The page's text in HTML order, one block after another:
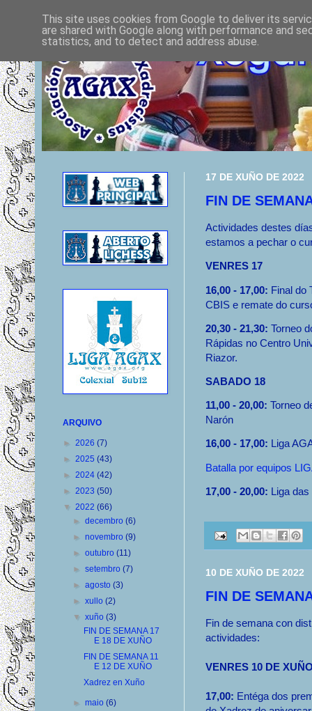
17 DE XUÑO DE 2022
FIN DE
Actividades destes
estamos a pechar o
VENRES 17
16,00 - 17,00: Final do
CBIS e remate do
20,30 - 21,30: Torneo
Rápidas no Centro
Riazor.
SABADO 18
11,00 - 20,00: Torneo
Narón
16,00 - 17,00: Liga
Batalla por equipos
17,00 - 20,00: Liga
10 DE XUÑO DE 2022
FIN DE
Fin de semana con
actividades:
VENRES 10 DE
17,00: Entéga dos
ARQUIVO
► 2026 (7)
► 2025 (43)
► 2024 (42)
► 2023 (50)
▼ 2022 (66)
►decembro(6)
►novembro(9)
►outubro(11)
►setembro(7)
►agosto(3)
►xullo(2)
▼xuño(3)
FIN DE SEMANA 17
E 18 DE XUÑO
FIN DE SEMANA 11
E 12 DE XUÑO
Xadrez en Xuño
►maio(6)
This site uses cookies from Google to deliver its
are shared with Google along with performance and
statistics, and to detect and address abuse.